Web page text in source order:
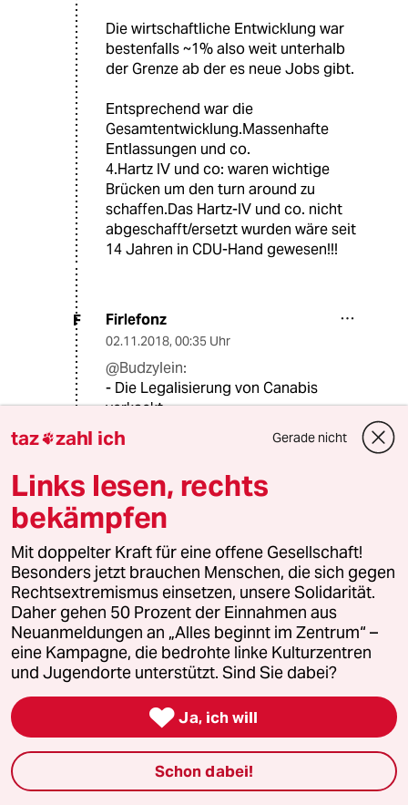
Die wirtschaftliche Entwicklung war
bestenfalls ~1% also weit unterhalb
der Grenze ab der es neue Jobs gibt.
Entsprechend war die
Gesamtentwicklung.Massenhafte
Entlassungen und co.
4.Hartz IV und co: waren wichtige
Brücken um den turn around zu
schaffen.Das Hartz-IV und co. nicht
abgeschafft/ersetzt wurden wäre seit
14 Jahren in CDU-Hand gewesen!!!
F Firlefonz
02.11.2018, 00:35 Uhr
@Budzylein:
- Die Legalisierung von Canabis
verkackt
7G 76530 (Profil gelöscht)
01.11.2018,19:58 Uhr
Und noch einen hinterher, weil's so gut passt:
"Sozialisten sind Kämpfer, keine
kontemplativen Jammerlappen."
(Michael Stamm, Ex-SDSler auf einer
studentischen VV Mitte der 1970er Jahre im
Audi Max Marburg.)
Auch heute noch und wieder aktuell.
7G 76530 (Profil gelöscht)
01.11.2018,19:52 Uhr
Wenn ich den Tenor der meisten Kommentare
taz zahl ich Gerade nicht
Links lesen, rechts
bekämpfen
Mit doppelter Kraft für eine offene Gesellschaft!
Besonders jetzt brauchen Menschen, die sich gegen
Rechtsextremismus einsetzen, unsere Solidarität.
Daher gehen 50 Prozent der Einnahmen aus
Neuanmeldungen an „Alles beginnt im Zentrum“ –
eine Kampagne, die bedrohte linke Kulturzentren
und Jugendorte unterstützt. Sind Sie dabei?
 Ja, ich will
Schon dabei!